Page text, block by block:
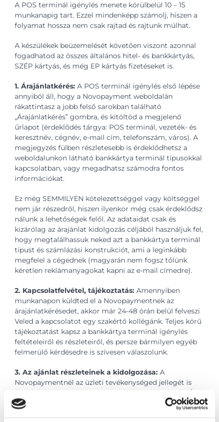
A POS terminál igénylés menete körülbelül 10 – 15
munkanapig tart. Ezzel mindenképp számolj, hiszen a
folyamat hossza nem csak rajtad és rajtunk múlhat.
A készülékek beüzemelését követően viszont azonnal
fogadhatod az összes általános hitel- és bankkártyás,
SZÉP kártyás, és még EP kártyás fizetéseket is.
1. Árajánlatkérés: A POS terminál igénylés első lépése
annyiból áll, hogy a Novopayment weboldalán
rákattintasz a jobb felső sarokban található
„Árajánlatkérés” gombra, és kitöltöd a megjelenő
űrlapot (érdeklődés tárgya: POS terminál, vezeték- és
keresztnév, cégnév, e-mail cím, telefonszám, város). A
megjegyzés fülben részletesebb is érdeklődhetsz a
weboldalunkon látható bankkártya terminál típusokkal
kapcsolatban, vagy megadhatsz számodra fontos
információkat.
Ez még SEMMILYEN kötelezettséggel vagy költséggel
nem jár részedről, hiszen ilyenkor még csak érdeklődsz
nálunk a lehetőségek felől. Az adataidat csak és
kizárólag az árajánlat kidolgozás céljából használjuk fel,
hogy megtalálhassuk neked azt a bankkártya terminál
típust és számlázási konstrukciót, ami a leginkább
megfelel a cégednek (magyarán nem fogsz tőlünk
kéretlen reklámanyagokat kapni az e-mail címedre).
2. Kapcsolatfelvétel, tájékoztatás: Amennyiben
munkanapon küldted el a Novopaymentnek az
árajánlatkérésedet, akkor már 24-48 órán belül felveszi
Veled a kapcsolatot egy szakértő kollégánk. Teljes körű
tájékoztatást kapsz a bankkártya terminál igénylés
feltételeiről és részleteiről, és persze bármilyen egyéb
felmerülő kérdésedre is szívesen válaszolunk.
3. Az ajánlat részleteinek a kidolgozása:A
Novopaymentnél az üzleti tevékenységed jellegét is
figyelembe vesszük a POS terminál igénylés során. Így
már az ajánlat részeként olyan készülékeket tudunk